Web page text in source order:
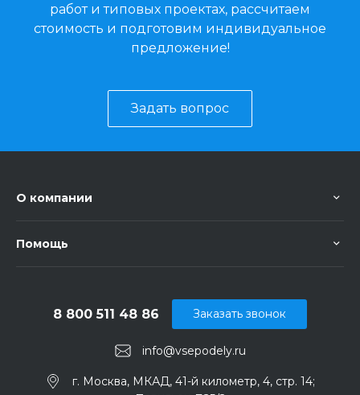
работ и типовых проектах, рассчитаем
стоимость и подготовим индивидуальное
предложение!
Задать вопрос
О компании
Помощь
info@vsepodely.ru
8 800 511 48 86
г. Москва, МКАД, 41-й километр, 4, стр. 14;
Заказать звонок